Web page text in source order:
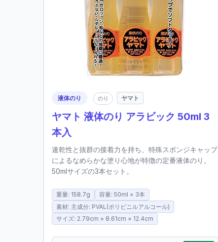
液体のり のり ヤマト
ヤマト 液体のり アラビック 50ml 3
本入
速乾性と抜群の接着力を持ち、特殊スポンジキャップ
によるなめらかな塗り心地が特徴の定番液体のり。
50mlサイズの3本セット。
重量: 158.7g
容量: 50ml × 3本
素材: 主成分: PVAL(ポリビニルアルコール)
サイズ: 2.79cm × 8.61cm × 12.4cm